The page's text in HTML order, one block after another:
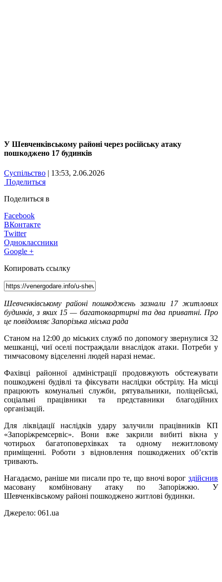
У Шевченківському районі через російську атаку
пошкоджено 17 будинків
Суспільство | 13:53, 2.06.2026
Поделиться
Поделиться в
Facebook
ВКонтакте
Twitter
Одноклассники
Google +
Копировать ссылку
Шевченківському районі пошкоджень зазнали 17 житлових
будинків, з яких 15 — багатоквартирні та два приватні. Про
це повідомляє Запорізька міська рада
Станом на 12:00 до міських служб по допомогу звернулися 32
мешканці, чиї оселі постраждали внаслідок атаки. Потреби у
тимчасовому відселенні людей наразі немає.
Фахівці районної адміністрації продовжують обстежувати
пошкоджені будівлі та фіксувати наслідки обстрілу. На місці
працюють комунальні служби, рятувальники, поліцейські,
соціальні працівники та представники благодійних
організацій.
Для ліквідації наслідків удару залучили працівників КП
«Запоріжремсервіс». Вони вже закрили вибиті вікна у
чотирьох багатоповерхівках та одному нежитловому
приміщенні. Роботи з відновлення пошкоджених об’єктів
тривають.
Нагадаємо, раніше ми писали про те, що вночі ворогздійснив
масовану комбіновану атаку по Запоріжжю. У
Шевченківському районі пошкоджено житлові будинки.
Джерело: 061.ua